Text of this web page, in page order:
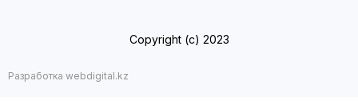
Copyright (с) 2023
Разработка webdigital.kz